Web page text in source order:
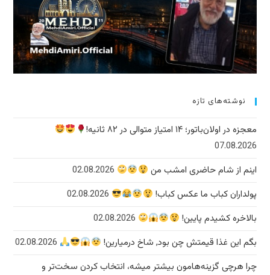
نوشته‌های تازه
معجزه در اولان‌باتور؛ ۱۴ امتیاز متوالی در ۸۲ ثانیه!
07.08.2026
اینم از شام حاضری امشب من
02.08.2026
پولداران کباب ما عکس کباب!
02.08.2026
بالاخره کشیدم پایین!
02.08.2026
بگم این غذا قیمتش چن بود, شاخ درمیارین!
02.08.2026
چرا هرچی گزینه‌هامون بیشتر میشه، انتخاب کردن سخت‌تر و